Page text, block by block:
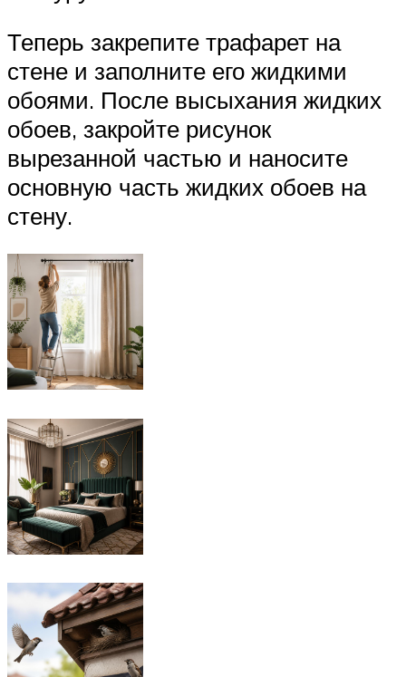
Теперь закрепите трафарет на
стене и заполните его жидкими
обоями. После высыхания жидких
обоев, закройте рисунок
вырезанной частью и наносите
основную часть жидких обоев на
стену.